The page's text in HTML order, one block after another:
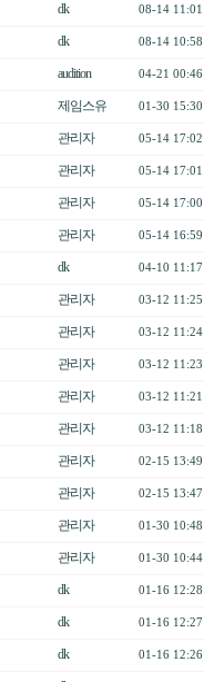
dk 08-14 11:01
dk 08-14 10:58
audition 04-21 00:46
제임스유 01-30 15:30
관리자 05-14 17:02
관리자 05-14 17:01
관리자 05-14 17:00
관리자 05-14 16:59
dk 04-10 11:17
관리자 03-12 11:25
관리자 03-12 11:24
관리자 03-12 11:23
관리자 03-12 11:21
관리자 03-12 11:18
관리자 02-15 13:49
관리자 02-15 13:47
관리자 01-30 10:48
관리자 01-30 10:44
dk 01-16 12:28
dk 01-16 12:27
dk 01-16 12:26